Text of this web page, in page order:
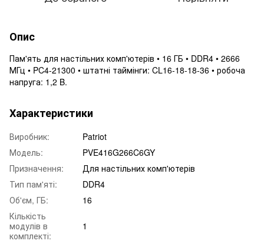
Опис
Пам'ять для настільних комп'ютерів • 16 ГБ • DDR4 • 2666
МГц • PC4-21300 • штатні таймінги: CL16-18-18-36 • робоча
напруга: 1,2 B.
Характеристики
Виробник:
Patriot
Модель:
PVE416G266C6GY
Призначення:
Для настільних комп'ютерів
Тип пам'яті:
DDR4
Об'єм, ГБ:
16
Кількість
модулів в
комплекті:
1